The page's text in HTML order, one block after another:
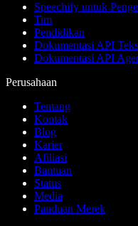
Speechify untuk
Tim
Pendidikan
Dokumentasi API
Dokumentasi API
Perusahaan
Tentang
Kontak
Blog
Karier
Afiliasi
Bantuan
Status
Media
Panduan Merek